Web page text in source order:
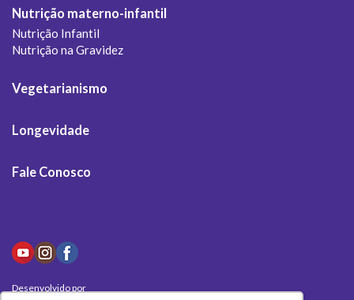
Nutrição materno-infantil
Nutrição Infantil
Nutrição na Gravidez
Vegetarianismo
Longevidade
Fale Conosco
Desenvolvido por